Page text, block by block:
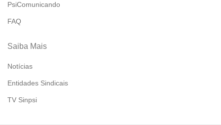
PsiComunicando
FAQ
Saiba Mais
Notícias
Entidades Sindicais
TV Sinpsi